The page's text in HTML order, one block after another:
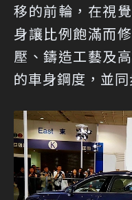
移的前輪，在視
身讓比例飽滿而
壓、鑄造工藝及
的車身鋼度，並